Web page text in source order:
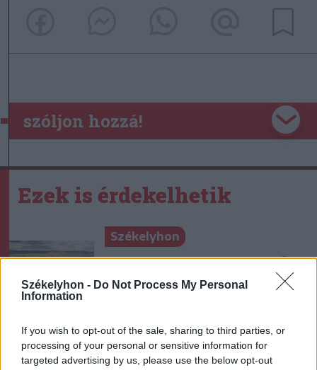
Székelyhon - Do Not Process My Personal
Information
If you wish to opt-out of the sale, sharing to third parties, or
processing of your personal or sensitive information for
targeted advertising by us, please use the below opt-out
szóljon hozzá!
Ezek is érdekelhetik
Székelyhon
Tömegverekedés lett a szűk
mezőgazdasági úti vitából
Székelyhon
Életét vesztette két halász,